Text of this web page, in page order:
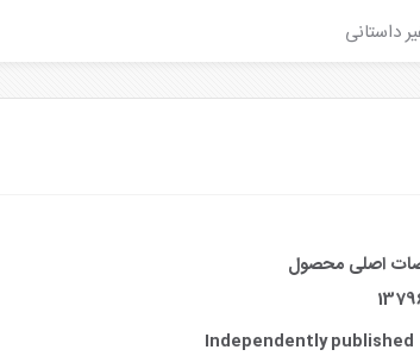
داستانی
Independently published